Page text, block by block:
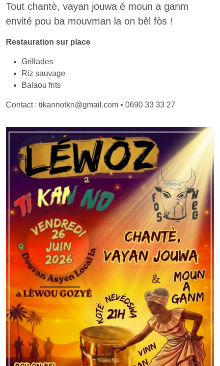
Tout chantè, vayan jouwa é moun a ganm
envité pou ba mouvman la on bèl fòs !
Restauration sur place
Grillades
Riz sauvage
Balaou frits
Contact : tikannotkn@gmail.com • 0690 33 33 27